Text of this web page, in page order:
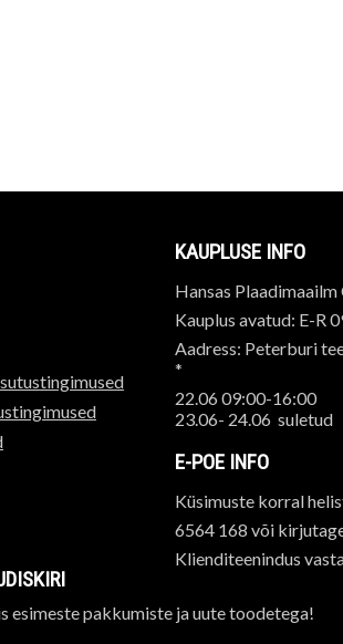
KAUPLUSE INFO
Hansas Plaadimaailm
Kauplus avatud: E-R
Aadress: Peterburi
*
22.06 09:00-16:00
23.06- 24.06 suletud
E-POE INFO
Küsimuste korral
6564 168 või
Klienditeenindus
esimeste pakkumiste ja uute toodetega!